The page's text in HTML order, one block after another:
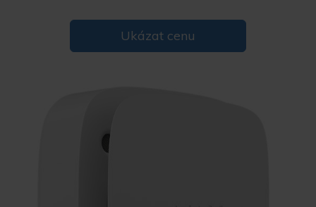
Ukázat cenu